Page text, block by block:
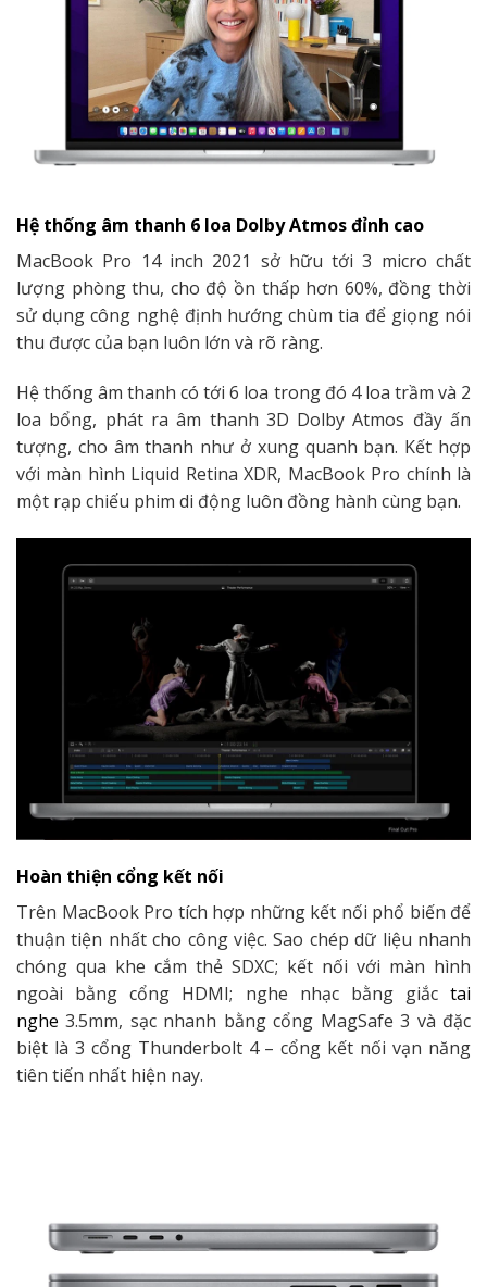
Hệ thống âm thanh 6 loa Dolby Atmos đỉnh cao
MacBook Pro 14 inch 2021 sở hữu tới 3 micro chất
lượng phòng thu, cho độ ồn thấp hơn 60%, đồng thời
sử dụng công nghệ định hướng chùm tia để giọng nói
thu được của bạn luôn lớn và rõ ràng.
Hệ thống âm thanh có tới 6 loa trong đó 4 loa trầm và 2
loa bổng, phát ra âm thanh 3D Dolby Atmos đầy ấn
tượng, cho âm thanh như ở xung quanh bạn. Kết hợp
với màn hình Liquid Retina XDR, MacBook Pro chính là
một rạp chiếu phim di động luôn đồng hành cùng bạn.
Hoàn thiện cổng kết nối
Trên MacBook Pro tích hợp những kết nối phổ biến để
thuận tiện nhất cho công việc. Sao chép dữ liệu nhanh
chóng qua khe cắm thẻ SDXC; kết nối với màn hình
ngoài bằng cổng HDMI; nghe nhạc bằng giắc tai
nghe 3.5mm, sạc nhanh bằng cổng MagSafe 3 và đặc
biệt là 3 cổng Thunderbolt 4 – cổng kết nối vạn năng
tiên tiến nhất hiện nay.